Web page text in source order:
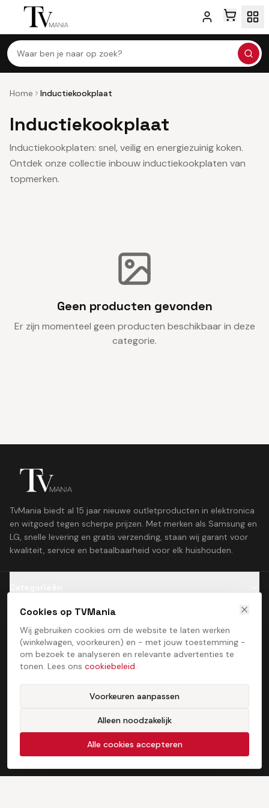
Cookies op TVMania
Wij gebruiken cookies om de website te laten werken
(winkelwagen, voorkeuren) en - met jouw toestemming -
om bezoek te analyseren en relevante advertenties te
tonen. Lees ons cookiebeleid.
Voorkeuren aanpassen
Alleen noodzakelijk
Alle cookies accepteren
Waar ben je naar op zoek?
Home Inductiekookplaat
Inductiekookplaat
Inductiekookplaten: snel, veilig en energiezuinig koken.
Ontdek onze collectie inbouw inductiekookplaten van
topmerken.
Geen producten gevonden
Er zijn momenteel geen producten beschikbaar in deze
categorie.
TvMania biedt al 15 jaar nieuwe outletproducten in elektronica
en witgoed tegen scherpe prijzen. Met merken als Samsung en
LG, snelle levering en gratis verzending, staan wij garant voor
kwaliteit, service en betaalbaarheid voor elk huishouden.
Klantenservice
Contact
Cookiebeleid
ProcessStudio